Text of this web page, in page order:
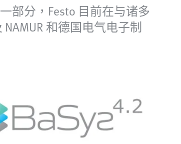
部分，Festo 目前在与诸多
和德国电气电子制